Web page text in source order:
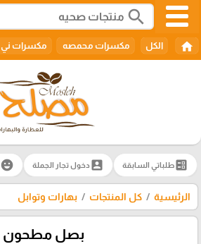
search
home الكل مكسرات محمصه مكسرات ني
ballotطلباتي السابقة account_box دخول تجار الجملة emoji_emotions
الرئيسية كل المنتجات بهارات وتوابل
بصل مطحون